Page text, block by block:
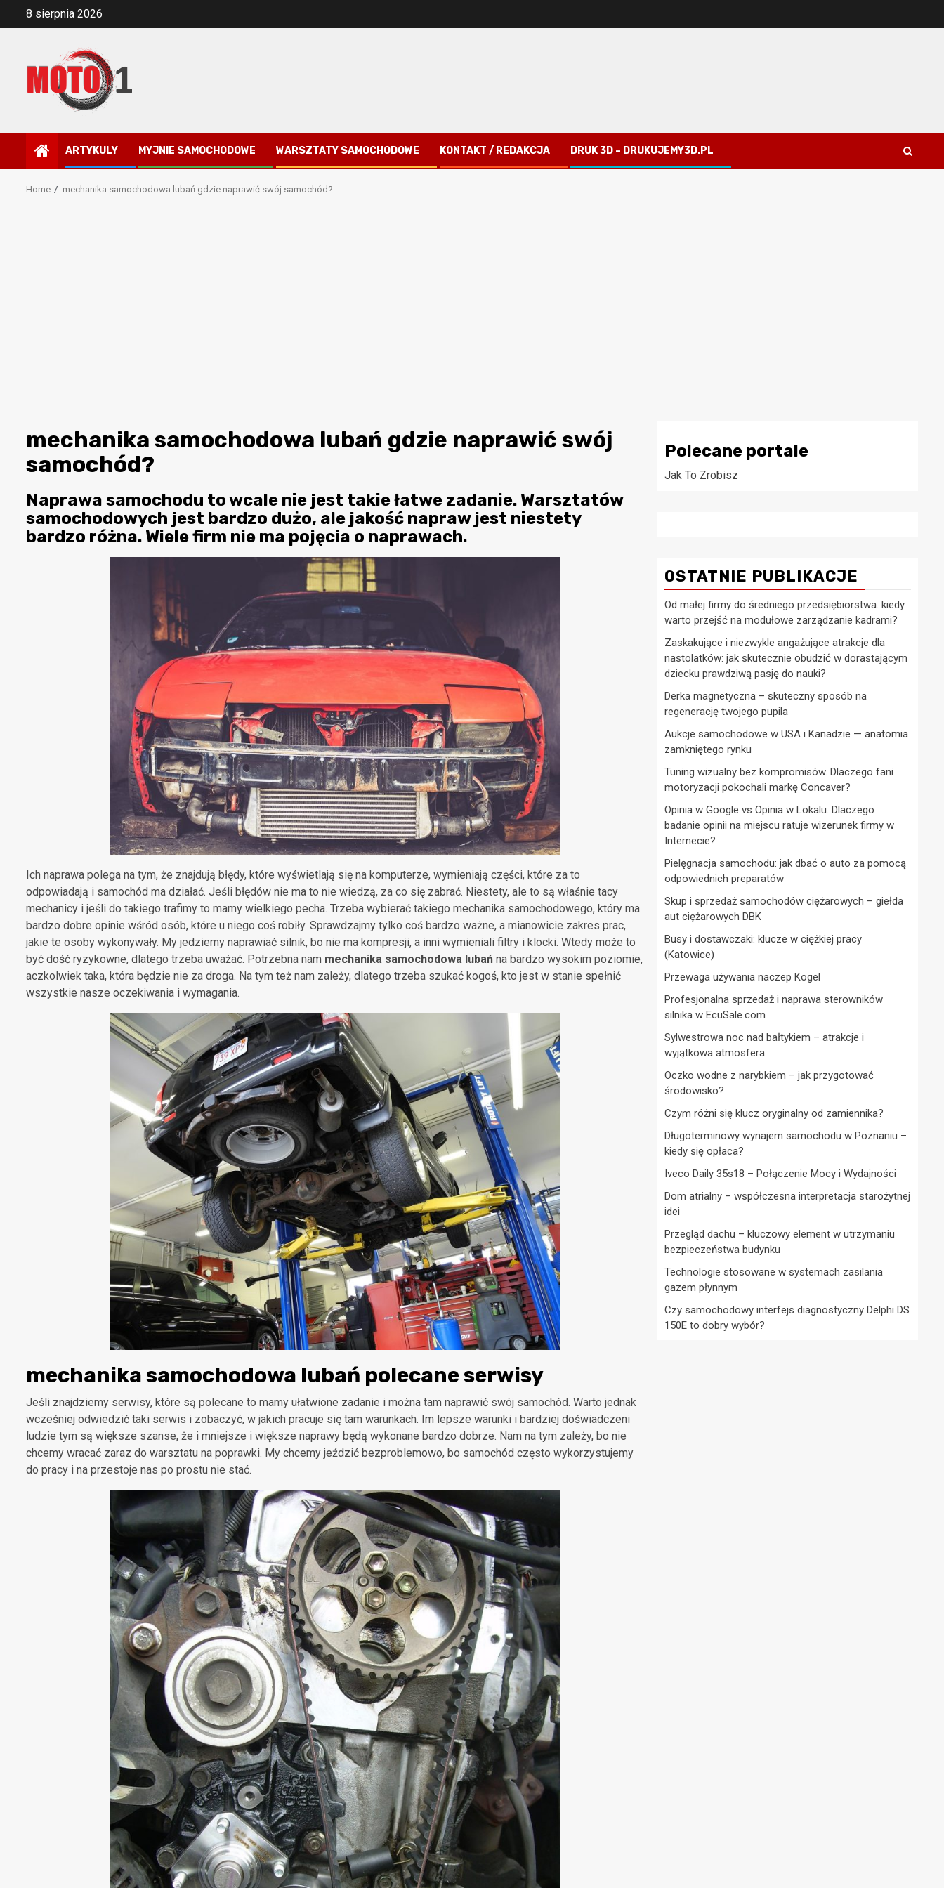
8 sierpnia 2026
ARTYKULY MYJNIE SAMOCHODOWE WARSZTATY SAMOCHODOWE KONTAKT / REDAKCJA DRUK 3D – DRUKUJEMY3D.PL
Home mechanika samochodowa lubań gdzie naprawić swój samochód?
mechanika samochodowa lubań gdzie naprawić swój
samochód?
Naprawa samochodu to wcale nie jest takie łatwe zadanie. Warsztatów
samochodowych jest bardzo dużo, ale jakość napraw jest niestety
bardzo różna. Wiele firm nie ma pojęcia o naprawach.
Ich naprawa polega na tym, że znajdują błędy, które wyświetlają się na komputerze, wymieniają części, które za to
odpowiadają i samochód ma działać. Jeśli błędów nie ma to nie wiedzą, za co się zabrać. Niestety, ale to są właśnie tacy
mechanicy i jeśli do takiego trafimy to mamy wielkiego pecha. Trzeba wybierać takiego mechanika samochodowego, który ma
bardzo dobre opinie wśród osób, które u niego coś robiły. Sprawdzajmy tylko coś bardzo ważne, a mianowicie zakres prac,
jakie te osoby wykonywały. My jedziemy naprawiać silnik, bo nie ma kompresji, a inni wymieniali filtry i klocki. Wtedy może to
być dość ryzykowne, dlatego trzeba uważać. Potrzebna nam mechanika samochodowa lubań na bardzo wysokim poziomie,
aczkolwiek taka, która będzie nie za droga. Na tym też nam zależy, dlatego trzeba szukać kogoś, kto jest w stanie spełnić
wszystkie nasze oczekiwania i wymagania.
mechanika samochodowa lubań polecane serwisy
Jeśli znajdziemy serwisy, które są polecane to mamy ułatwione zadanie i można tam naprawić swój samochód. Warto jednak
wcześniej odwiedzić taki serwis i zobaczyć, w jakich pracuje się tam warunkach. Im lepsze warunki i bardziej doświadczeni
ludzie tym są większe szanse, że i mniejsze i większe naprawy będą wykonane bardzo dobrze. Nam na tym zależy, bo nie
chcemy wracać zaraz do warsztatu na poprawki. My chcemy jeździć bezproblemowo, bo samochód często wykorzystujemy
do pracy i na przestoje nas po prostu nie stać.
Polecane portale
Jak To Zrobisz
OSTATNIE PUBLIKACJE
Od małej firmy do średniego przedsiębiorstwa. kiedy
warto przejść na modułowe zarządzanie kadrami?
Zaskakujące i niezwykle angażujące atrakcje dla
nastolatków: jak skutecznie obudzić w dorastającym
dziecku prawdziwą pasję do nauki?
Derka magnetyczna – skuteczny sposób na
regenerację twojego pupila
Aukcje samochodowe w USA i Kanadzie — anatomia
zamkniętego rynku
Tuning wizualny bez kompromisów. Dlaczego fani
motoryzacji pokochali markę Concaver?
Opinia w Google vs Opinia w Lokalu. Dlaczego
badanie opinii na miejscu ratuje wizerunek firmy w
Internecie?
Pielęgnacja samochodu: jak dbać o auto za pomocą
odpowiednich preparatów
Skup i sprzedaż samochodów ciężarowych – giełda
aut ciężarowych DBK
Busy i dostawczaki: klucze w ciężkiej pracy
(Katowice)
Przewaga używania naczep Kogel
Profesjonalna sprzedaż i naprawa sterowników
silnika w EcuSale.com
Sylwestrowa noc nad bałtykiem – atrakcje i
wyjątkowa atmosfera
Oczko wodne z narybkiem – jak przygotować
środowisko?
Czym różni się klucz oryginalny od zamiennika?
Długoterminowy wynajem samochodu w Poznaniu –
kiedy się opłaca?
Iveco Daily 35s18 – Połączenie Mocy i Wydajności
Dom atrialny – współczesna interpretacja starożytnej
idei
Przegląd dachu – kluczowy element w utrzymaniu
bezpieczeństwa budynku
Technologie stosowane w systemach zasilania
gazem płynnym
Czy samochodowy interfejs diagnostyczny Delphi DS
150E to dobry wybór?